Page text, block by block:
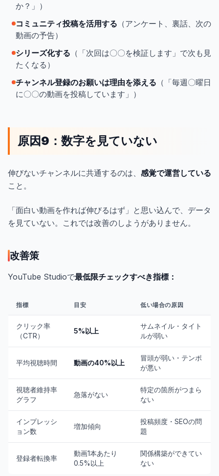
か？」）
コミュニティ投稿を活用する （アンケート、裏話、次の
動画の予告）
シリーズ化する （「次回は〇〇を検証します」で次も見
たくなる）
チャンネル登録のお願いは理由を添える （「毎週〇曜日
に〇〇の動画を投稿しています」）
原因9：数字を見ていない
伸びないチャンネルに共通するのは、 感覚で運営している
こと。
「面白い動画を作れば伸びるはず」と思い込んで、データ
を見ていない。これでは改善のしようがありません。
改善策
YouTube Studioで最低限チェックすべき指標：
指標 目安 低い場合の原因
クリック率
（CTR）
5%以上
サムネイル・タイト
ルが弱い
平均視聴時間 動画の40%以上
冒頭が弱い・テンポ
が悪い
視聴者維持率
グラフ
急落がない
特定の箇所がつまら
ない
インプレッシ
ョン数
増加傾向
投稿頻度・SEOの問
題
登録者転換率
動画1本あたり
0.5%以上
関係構築ができてい
ない